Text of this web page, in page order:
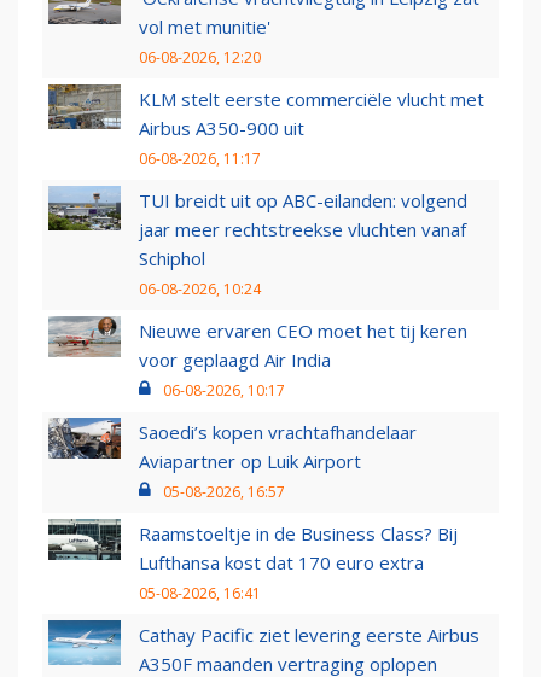
vol met munitie'
06-08-2026, 12:20
KLM stelt eerste commerciële vlucht met
Airbus A350-900 uit
06-08-2026, 11:17
TUI breidt uit op ABC-eilanden: volgend
jaar meer rechtstreekse vluchten vanaf
Schiphol
06-08-2026, 10:24
Nieuwe ervaren CEO moet het tij keren
voor geplaagd Air India
06-08-2026, 10:17
Saoedi’s kopen vrachtafhandelaar
Aviapartner op Luik Airport
05-08-2026, 16:57
Raamstoeltje in de Business Class? Bij
Lufthansa kost dat 170 euro extra
05-08-2026, 16:41
Cathay Pacific ziet levering eerste Airbus
A350F maanden vertraging oplopen